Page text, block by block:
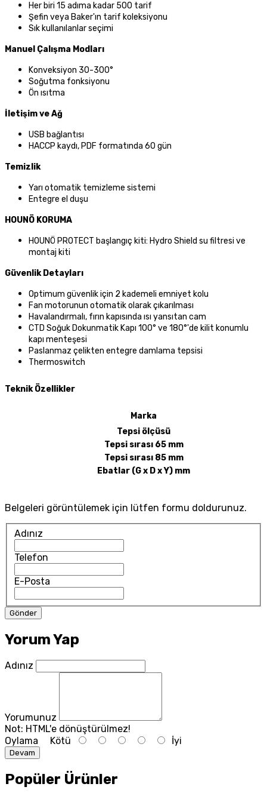
Her biri 15 adıma kadar 500 tarif
Şefin veya Baker'ın tarif koleksiyonu
Sık kullanılanlar seçimi
Manuel Çalışma Modları
Konveksiyon 30-300°
Soğutma fonksiyonu
Ön ısıtma
İletişim ve Ağ
USB bağlantısı
HACCP kaydı, PDF formatında 60 gün
Temizlik
Yarı otomatik temizleme sistemi
Entegre el duşu
HOUNÖ KORUMA
HOUNÖ PROTECT başlangıç kiti: Hydro Shield su filtresi ve
montaj kiti
Güvenlik Detayları
Optimum güvenlik için 2 kademeli emniyet kolu
Fan motorunun otomatik olarak çıkarılması
Havalandırmalı, fırın kapısında ısı yansıtan cam
CTD Soğuk Dokunmatik Kapı 100° ve 180°'de kilit konumlu
kapı menteşesi
Paslanmaz çelikten entegre damlama tepsisi
Thermoswitch
Teknik Özellikler
Marka
Tepsi ölçüsü
Tepsi sırası 65 mm
Tepsi sırası 85 mm
Ebatlar (G x D x Y) mm
Belgeleri görüntülemek için lütfen formu doldurunuz.
Adınız
Telefon
E-Posta
Yorum Yap
Adınız
Yorumunuz
Not: HTML'e dönüştürülmez!
Oylama Kötü İyi
Devam
Popüler Ürünler